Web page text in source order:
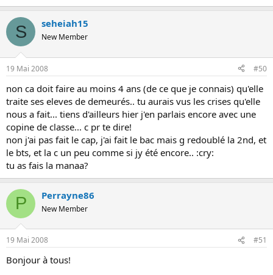
S seheiah15
New Member
19 Mai 2008 #50
non ca doit faire au moins 4 ans (de ce que je connais) qu'elle
traite ses eleves de demeurés.. tu aurais vus les crises qu'elle
nous a fait... tiens d'ailleurs hier j'en parlais encore avec une
copine de classe... c pr te dire!
non j'ai pas fait le cap, j'ai fait le bac mais g redoublé la 2nd, et
le bts, et la c un peu comme si jy été encore.. :cry:
tu as fais la manaa?
P Perrayne86
New Member
19 Mai 2008 #51
Bonjour à tous!